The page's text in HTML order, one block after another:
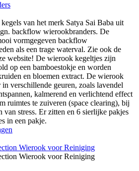
van het merk Satya Sai Baba uit
backflow wierookbranders. De
vormgegeven backflow
als een trage waterval. Zie ook de
website! De wierook kegeltjes zijn
op een bamboestokje en worden
en bloemen extract. De wierook
verschillende geuren, zoals lavendel
kalmerend en verlichtend effect
ruimtes te zuiveren (space clearing), bij
van stress. Er zitten en 6 sierlijke pakjes
in een pakje.